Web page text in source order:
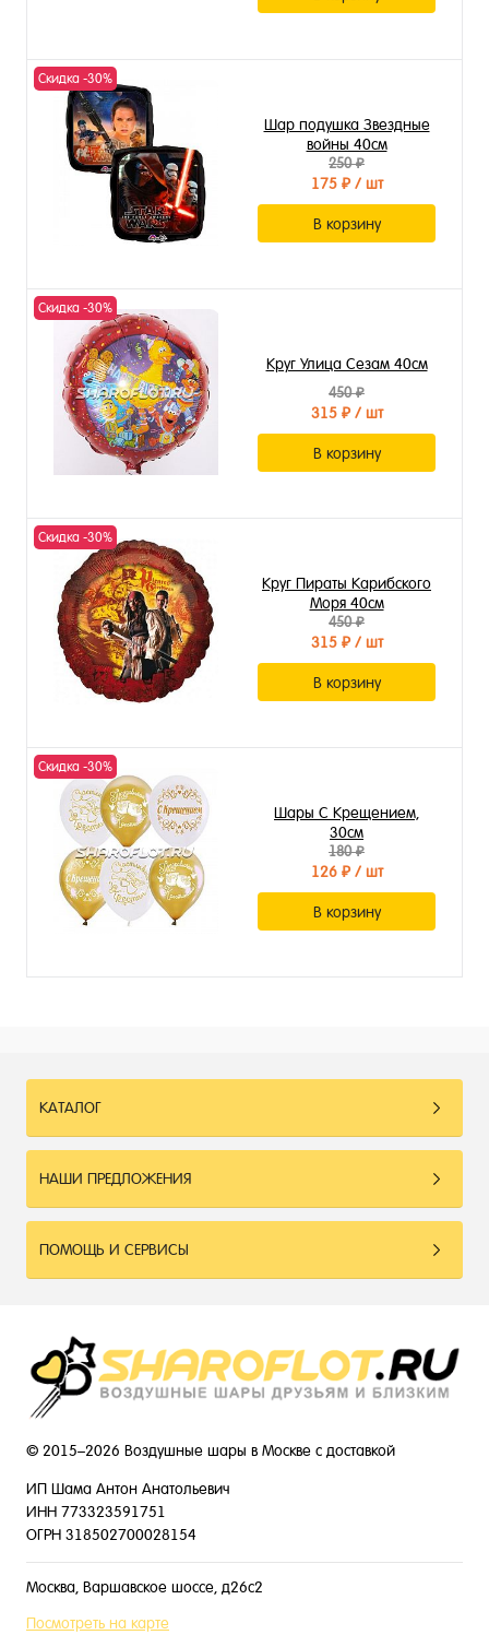
Скидка -30%
Шар подушка Звездные
войны 40см
250 ₽
175 ₽/ шт
В корзину
Скидка -30%
Круг Улица Сезам 40см
450 ₽
315 ₽/ шт
В корзину
Скидка -30%
Круг Пираты Карибского
Моря 40см
450 ₽
315 ₽/ шт
В корзину
Скидка -30%
Шары С Крещением,
30см
180 ₽
126 ₽/ шт
В корзину
КАТАЛОГ
НАШИ ПРЕДЛОЖЕНИЯ
ПОМОЩЬ И СЕРВИСЫ
© 2015–2026 Воздушные шары в Москве с доставкой
ИП Шама Антон Анатольевич
ИНН 773323591751
ОГРН 318502700028154
Москва, Варшавское шоссе, д26с2
Посмотреть на карте